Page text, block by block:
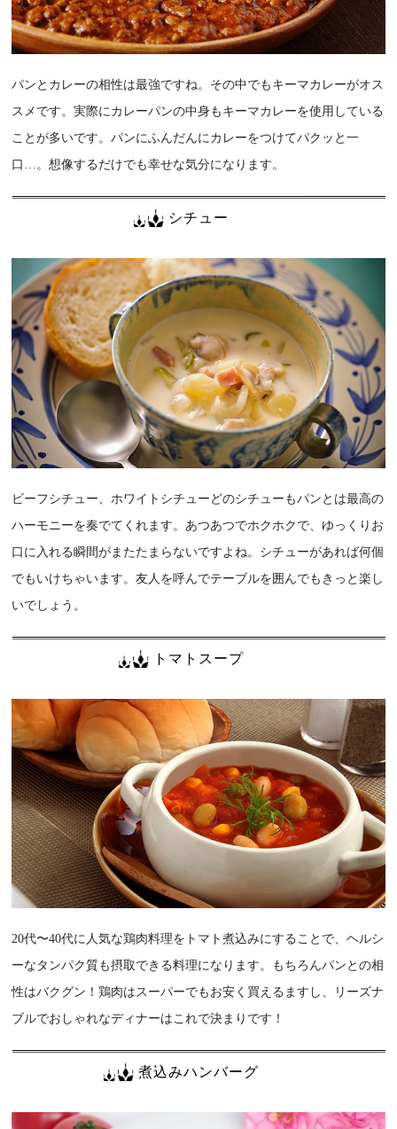
パンとカレーの相性は最強ですね。その中でもキーマカレーがオス
スメです。実際にカレーパンの中身もキーマカレーを使用している
ことが多いです。パンにふんだんにカレーをつけてパクッと一
口…。想像するだけでも幸せな気分になります。
シチュー
ビーフシチュー、ホワイトシチューどのシチューもパンとは最高の
ハーモニーを奏でてくれます。あつあつでホクホクで、ゆっくりお
口に入れる瞬間がまたたまらないですよね。シチューがあれば何個
でもいけちゃいます。友人を呼んでテーブルを囲んでもきっと楽し
いでしょう。
トマトスープ
20代〜40代に人気な鶏肉料理をトマト煮込みにすることで、ヘルシ
ーなタンパク質も摂取できる料理になります。もちろんパンとの相
性はバクグン！鶏肉はスーパーでもお安く買えるますし、リーズナ
ブルでおしゃれなディナーはこれで決まりです！
煮込みハンバーグ